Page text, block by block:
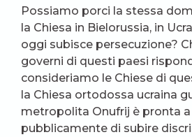
Possiamo porci la stessa
la Chiesa in Bielorussia, in
oggi subisce persecuzione?
governi di questi paesi
consideriamo le Chiese di
la Chiesa ortodossa ucraina
metropolita Onufrij è pronta
pubblicamente di subire